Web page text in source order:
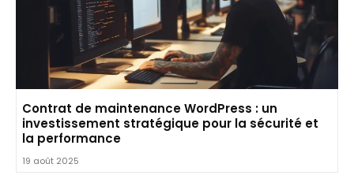
Contrat de maintenance WordPress : un
investissement stratégique pour la sécurité et
la performance
19 août 2025